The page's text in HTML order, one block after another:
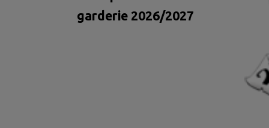
garderie 2026/2027